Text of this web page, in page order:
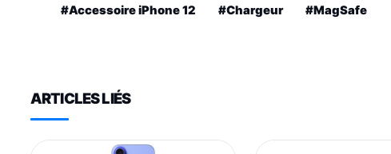
#Accessoire iPhone 12 #Chargeur #MagSafe
ARTICLES LIÉS